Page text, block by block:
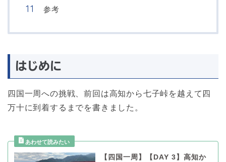
参考
はじめに
四国一周への挑戦、前回は高知から七子峠を越えて四
万十に到着するまでを書きました。
【四国一周】【DAY 3】高知か